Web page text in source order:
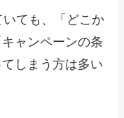
ても、「どこか
ャンペーンの条
しまう方は多い